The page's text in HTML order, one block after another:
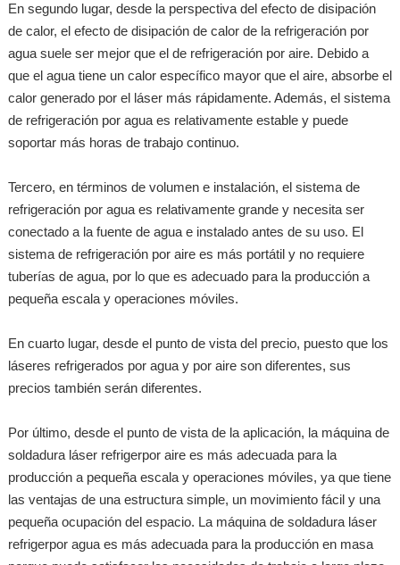
En segundo lugar, desde la perspectiva del efecto de disipación
de calor, el efecto de disipación de calor de la refrigeración por
agua suele ser mejor que el de refrigeración por aire. Debido a
que el agua tiene un calor específico mayor que el aire, absorbe el
calor generado por el láser más rápidamente. Además, el sistema
de refrigeración por agua es relativamente estable y puede
soportar más horas de trabajo continuo.
Tercero, en términos de volumen e instalación, el sistema de
refrigeración por agua es relativamente grande y necesita ser
conectado a la fuente de agua e instalado antes de su uso. El
sistema de refrigeración por aire es más portátil y no requiere
tuberías de agua, por lo que es adecuado para la producción a
pequeña escala y operaciones móviles.
En cuarto lugar, desde el punto de vista del precio, puesto que los
láseres refrigerados por agua y por aire son diferentes, sus
precios también serán diferentes.
Por último, desde el punto de vista de la aplicación, la máquina de
soldadura láser refrigerpor aire es más adecuada para la
producción a pequeña escala y operaciones móviles, ya que tiene
las ventajas de una estructura simple, un movimiento fácil y una
pequeña ocupación del espacio. La máquina de soldadura láser
refrigerpor agua es más adecuada para la producción en masa